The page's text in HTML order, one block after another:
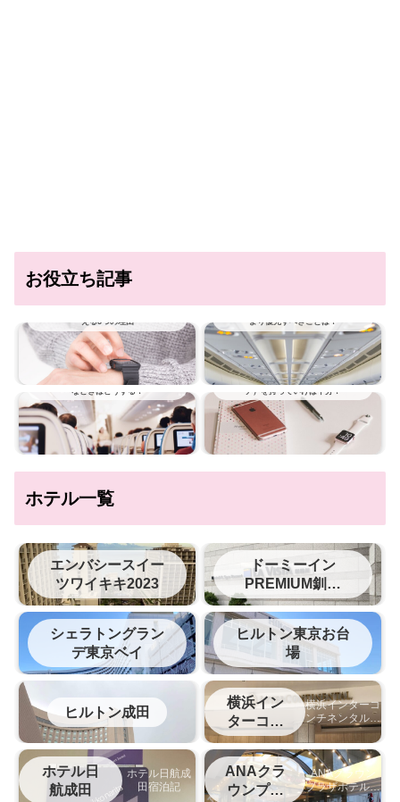
お役立ち記事
える3つの理由
より優先すべきことは？
飛行機に乗っているときの大ピンチ！こん
なときはどうする？
旅行にApple Watch（アップル ウオッ
チ）を持っていけば十分？
ホテル一覧
エンバシースイー
ツワイキキ2023
ドーミーイン
PREMIUM釧路
（旧ラビスタ釧路
川）
シェラトングラン
デ東京ベイ
ヒルトン東京お台
場
ヒルトン成田
横浜イン
ターコン
チネンタ
ル
横浜インターコ
ンチネンタルホ
テルの宿泊記
ホテル日
航成田
ホテル日航成
田宿泊記
ANAクラ
ウンプラ
ANAクラウン
プラザホテル松